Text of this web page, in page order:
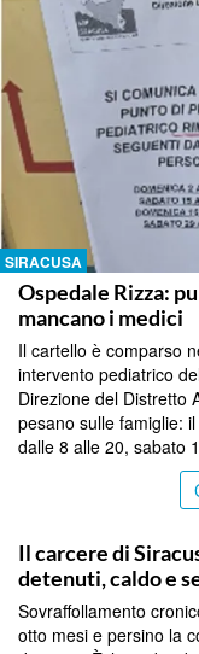
SIRACUSA
Ospedale Rizza:
mancano i medici
Il cartello è comparso
intervento pediatrico
Direzione del Distretto
pesano sulle famiglie:
dalle 8 alle 20, sabato
Il carcere di
detenuti, caldo e
Sovraffollamento
otto mesi e persino la